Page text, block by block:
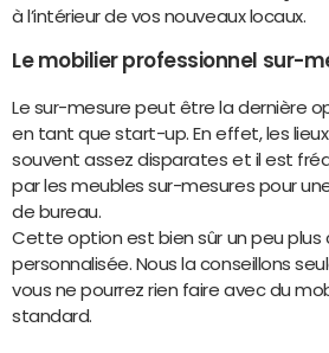
à l’intérieur de vos nouveaux locaux.
Le mobilier professionnel sur-
Le sur-mesure peut être la dernière
en tant que start-up. En effet, les
souvent assez disparates et il est
par les meubles sur-mesures pour
de bureau.
Cette option est bien sûr un peu
personnalisée. Nous la conseillons
vous ne pourrez rien faire avec du
standard.